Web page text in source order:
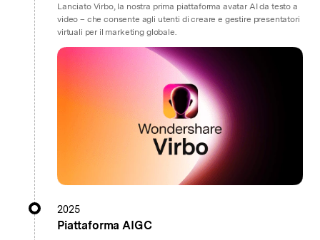
Lanciato Virbo, la nostra prima piattaforma avatar AI da testo a
video – che consente agli utenti di creare e gestire presentatori
virtuali per il marketing globale.
2025
Piattaforma AIGC